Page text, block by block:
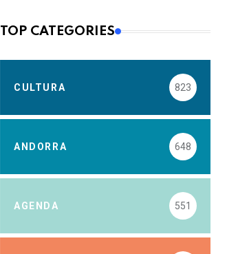
TOP CATEGORIES
CULTURA 823
ANDORRA 648
AGENDA 551